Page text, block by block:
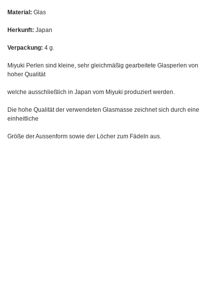
Material: Glas
Herkunft: Japan
Verpackung: 4 g.
Miyuki Perlen sind kleine, sehr gleichmäßig gearbeitete Glasperlen von
hoher Qualität
welche ausschließlich in Japan vom Miyuki produziert werden.
Die hohe Qualität der verwendeten Glasmasse zeichnet sich durch eine
einheitliche
Größe der Aussenform sowie der Löcher zum Fädeln aus.